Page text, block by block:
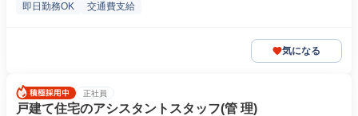
即日勤務OK 交通費支給
気になる
正社員
戸建て住宅のアシスタントスタッフ(管 理)